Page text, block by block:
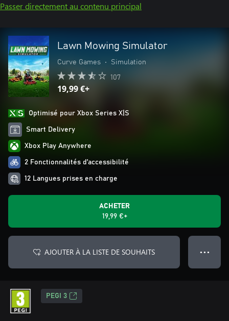
Passer directement au contenu principal
Lawn Mowing Simulator
Curve Games • Simulation
107
19,99 €+
Optimisé pour Xbox Series X|S
Smart Delivery
Xbox Play Anywhere
2 Fonctionnalités d’accessibilité
12 Langues prises en charge
ACHETER
19,99 €+
AJOUTER À LA LISTE DE SOUHAITS ● ● ●
PEGI 3